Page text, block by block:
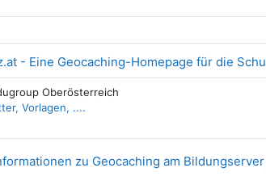
- Eine Geocaching-Homepage für die
Oberösterreich
Vorlagen, ....
zu Geocaching am